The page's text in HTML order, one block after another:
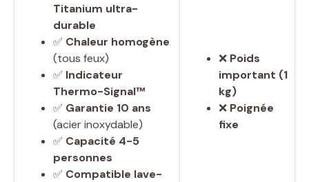
Titanium ultra-
durable
✅ Chaleur homogène
(tous feux)
✅ Indicateur
Thermo-Signal™
✅ Garantie 10 ans
(acier inoxydable)
✅ Capacité 4-5
personnes
✅ Compatible lave-
❌ Poids
important (1
kg)
❌ Poignée
fixe